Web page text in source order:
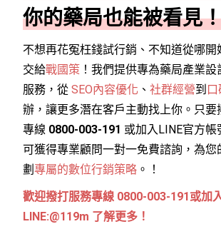
你的藥局也能被看見
不想再花冤枉錢試行銷、不知道從哪開
交給戰國策 ！我們提供專為藥局產業
服務，從 SEO內容優化 、社群經營到
辦，讓更多潛在客戶主動找上你 。只
專線 0800-003-191 或加入LINE官方帳
可獲得專業顧問一對一免費諮詢，為您
劃專屬的數位行銷策略 。！
歡迎撥打服務專線 0800-003-191或加
LINE:@119m 了解更多！